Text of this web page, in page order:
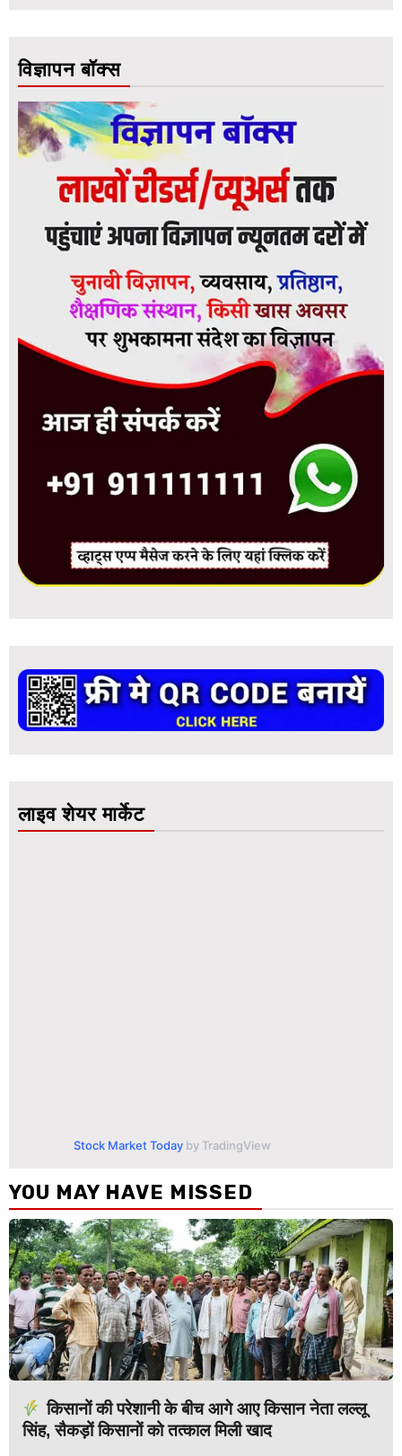
विज्ञापन बॉक्स
लाइव शेयर मार्केट
Stock Market Today by TradingView
YOU MAY HAVE MISSED
किसानों की परेशानी के बीच आगे आए किसान नेता लल्लू
सिंह, सैकड़ों किसानों को तत्काल मिली खाद